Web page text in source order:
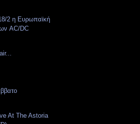
18/2 η Ευρωπαϊκή
AC/DC
At The Astoria